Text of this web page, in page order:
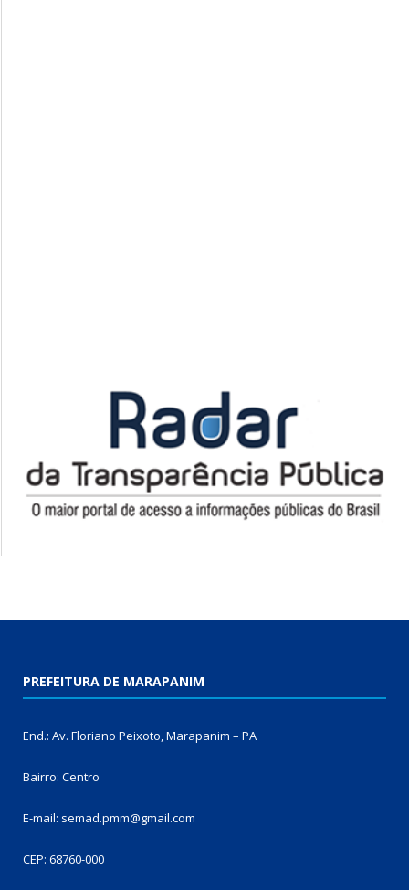
PREFEITURA DE MARAPANIM
End.: Av. Floriano Peixoto, Marapanim – PA
Bairro: Centro
E-mail: semad.pmm@gmail.com
CEP: 68760-000